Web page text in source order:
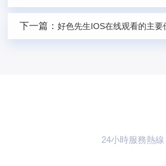
下一篇：好色先生IOS在线观看的主要
24小時服務熱線